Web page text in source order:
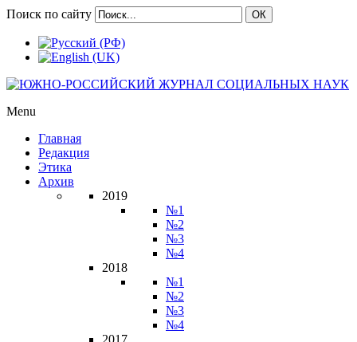
Поиск по сайту ОК
Menu
Главная
Редакция
Этика
Архив
2019
№1
№2
№3
№4
2018
№1
№2
№3
№4
2017